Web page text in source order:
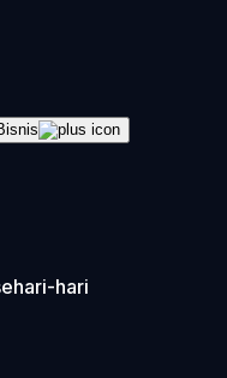
hari